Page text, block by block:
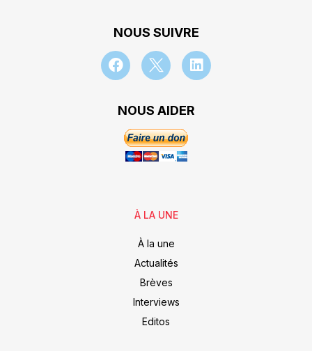
NOUS SUIVRE
NOUS AIDER
À LA UNE
À la une
Actualités
Brèves
Interviews
Editos